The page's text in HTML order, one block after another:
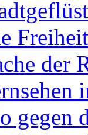
der
gegen